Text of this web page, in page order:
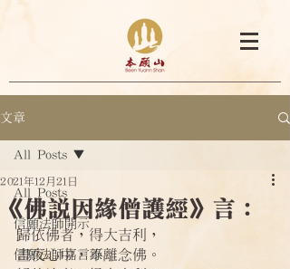
文章
All Posts
信願法師開示
信願法師嘉言錄
All Posts
《佛說因緣僧護經》言：
2021年12月21日
歸依佛者，得大吉利，
晝夜心中，不離念佛。